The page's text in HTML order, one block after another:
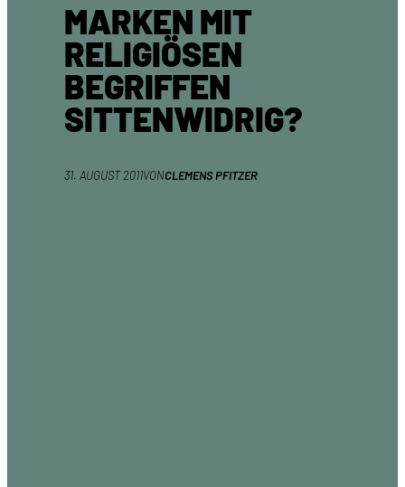
MARKEN MIT
RELIGIÖSEN
BEGRIFFEN
SITTENWIDRIG?
31. AUGUST 2011VONCLEMENS PFITZER